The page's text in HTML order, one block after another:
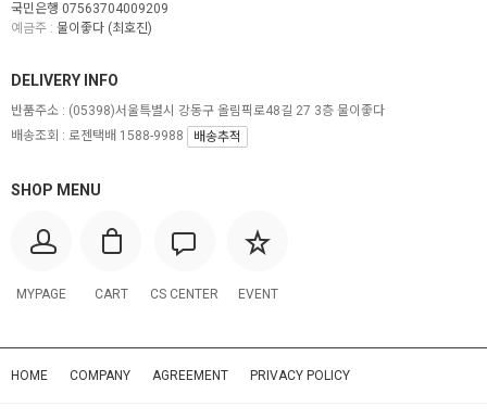
국민은행 07563704009209
예금주 : 물이좋다 (최호진)
SHOP MENU
MYPAGE CART CS CENTER EVENT
DELIVERY INFO
반품주소 : (05398)서울특별시 강동구 올림픽로48길 27 3층 물이좋다
배송조회 : 로젠택배 1588-9988
배송추적
HOME COMPANY AGREEMENT PRIVACY POLICY